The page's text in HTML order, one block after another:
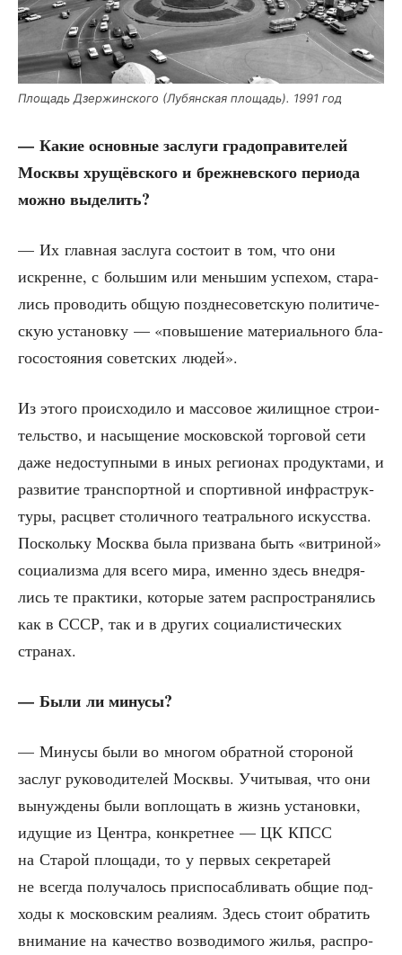
Пло­щадь Дзер­жин­ско­го (Лубян­ская пло­щадь). 1991 год
— Какие основ­ные заслу­ги гра­до­пра­ви­те­лей
Моск­вы хру­щёв­ско­го и бреж­нев­ско­го пери­о­да
мож­но выделить?
— Их глав­ная заслу­га состо­ит в том, что они
искренне, с боль­шим или мень­шим успе­хом, ста­ра­
лись про­во­дить общую позд­не­со­вет­скую поли­ти­че­
скую уста­нов­ку — «повы­ше­ние мате­ри­аль­но­го бла­
го­со­сто­я­ния совет­ских людей».
Из это­го про­ис­хо­ди­ло и мас­со­вое жилищ­ное стро­и­
тель­ство, и насы­ще­ние мос­ков­ской тор­го­вой сети
даже недо­ступ­ны­ми в иных реги­о­нах про­дук­та­ми, и
раз­ви­тие транс­порт­ной и спор­тив­ной инфра­струк­
ту­ры, рас­цвет сто­лич­но­го теат­раль­но­го искус­ства.
Посколь­ку Москва была при­зва­на быть «вит­ри­ной»
соци­а­лиз­ма для все­го мира, имен­но здесь внед­ря­
лись те прак­ти­ки, кото­рые затем рас­про­стра­ня­лись
как в СССР, так и в дру­гих соци­а­ли­сти­че­ских
странах.
— Были ли минусы?
— Мину­сы были во мно­гом обрат­ной сто­ро­ной
заслуг руко­во­ди­те­лей Моск­вы. Учи­ты­вая, что они
вынуж­де­ны были вопло­щать в жизнь уста­нов­ки,
иду­щие из Цен­тра, кон­крет­нее — ЦК КПСС
на Ста­рой пло­ща­ди, то у пер­вых сек­ре­та­рей
не все­гда полу­ча­лось при­спо­саб­ли­вать общие под­
хо­ды к мос­ков­ским реа­ли­ям. Здесь сто­ит обра­тить
вни­ма­ние на каче­ство воз­во­ди­мо­го жилья, рас­про­